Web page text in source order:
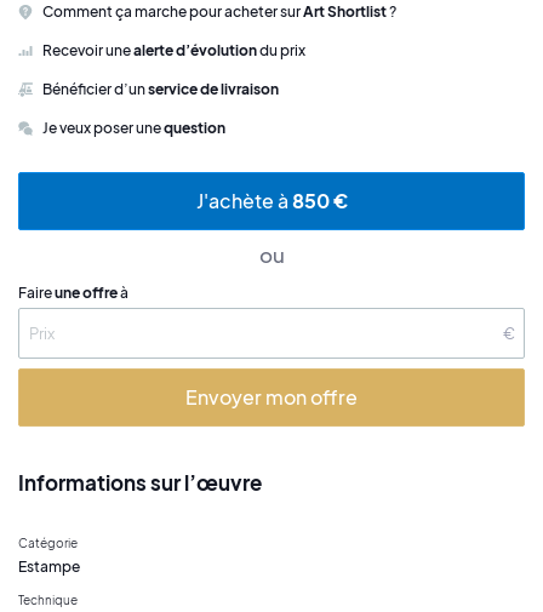
Comment ça marche pour acheter surArt Shortlist?
Recevoir unealerte d’évolutiondu prix
Bénéficier d’unservice de livraison
Je veux poser unequestion
J'achète à850 €
ou
Faireune offreà
€
Envoyer mon offre
Informations sur l’œuvre
Catégorie
Estampe
Technique